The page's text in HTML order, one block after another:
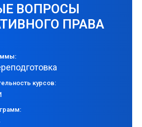
ВОПРОСЫ
ПРАВА
курсов: